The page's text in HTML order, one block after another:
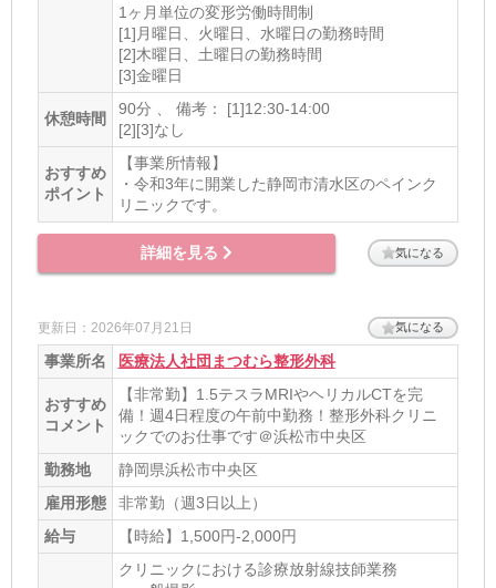
1ヶ月単位の変形労働時間制
[1]月曜日、火曜日、水曜日の勤務時間
[2]木曜日、土曜日の勤務時間
[3]金曜日
休憩時間
90分 、 備考： [1]12:30-14:00
[2][3]なし
おすすめ
ポイント
【事業所情報】
・令和3年に開業した静岡市清水区のペインク
リニックです。
詳細を見る 気になる
更新日：2026年07月21日 気になる
事業所名 医療法人社団まつむら整形外科
おすすめ
コメント
【非常勤】1.5テスラMRIやヘリカルCTを完
備！週4日程度の午前中勤務！整形外科クリニ
ックでのお仕事です＠浜松市中央区
勤務地
静岡県浜松市中央区
雇用形態
非常勤（週3日以上）
給与
【時給】1,500円-2,000円
クリニックにおける診療放射線技師業務